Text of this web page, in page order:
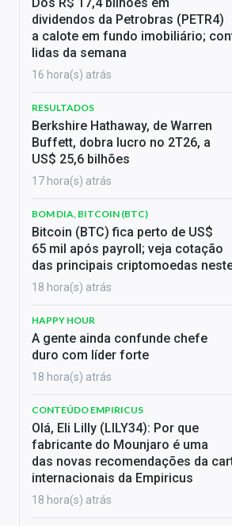
Dos R$ 17,4 bilhões em
dividendos da Petrobras (PETR4)
a calote em fundo imobiliário;
lidas da semana
16 hora(s) atrás
RESULTADOS
Berkshire Hathaway, de Warren
Buffett, dobra lucro no 2T26, a
US$ 25,6 bilhões
17 hora(s) atrás
BOM DIA, BITCOIN (BTC)
Bitcoin (BTC) fica perto de US$
65 mil após payroll; veja cotação
das principais criptomoedas
18 hora(s) atrás
HAPPY HOUR
A gente ainda confunde chefe
duro com líder forte
18 hora(s) atrás
CONTEÚDO EMPIRICUS
Olá, Eli Lilly (LILY34): Por que
fabricante do Mounjaro é uma
das novas recomendações da
internacionais da Empiricus
18 hora(s) atrás